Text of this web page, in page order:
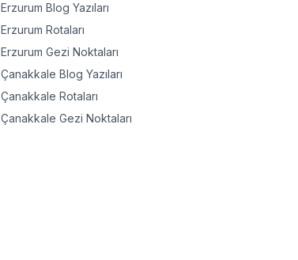
Erzurum Blog Yazıları
Erzurum Rotaları
Erzurum Gezi Noktaları
Çanakkale Blog Yazıları
Çanakkale Rotaları
Çanakkale Gezi Noktaları